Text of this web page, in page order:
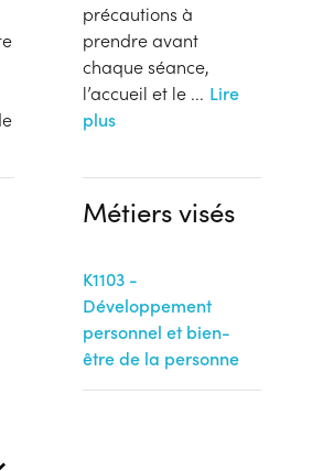
précautions à
prendre avant
chaque séance,
l’accueil et le ... Lire
plus
Métiers visés
K1103 -
Développement
personnel et bien-
être de la personne